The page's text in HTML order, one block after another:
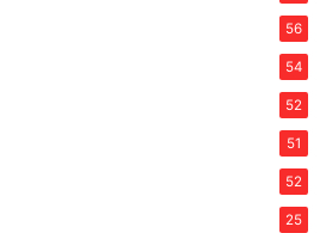
56
54
52
51
52
25